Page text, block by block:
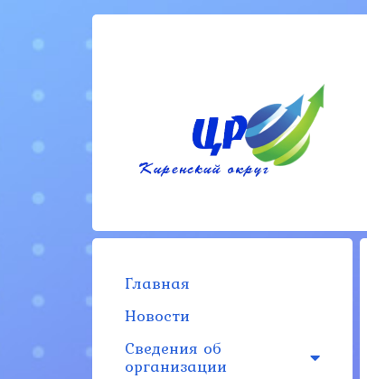
Главная
Новости
Сведения об
организации